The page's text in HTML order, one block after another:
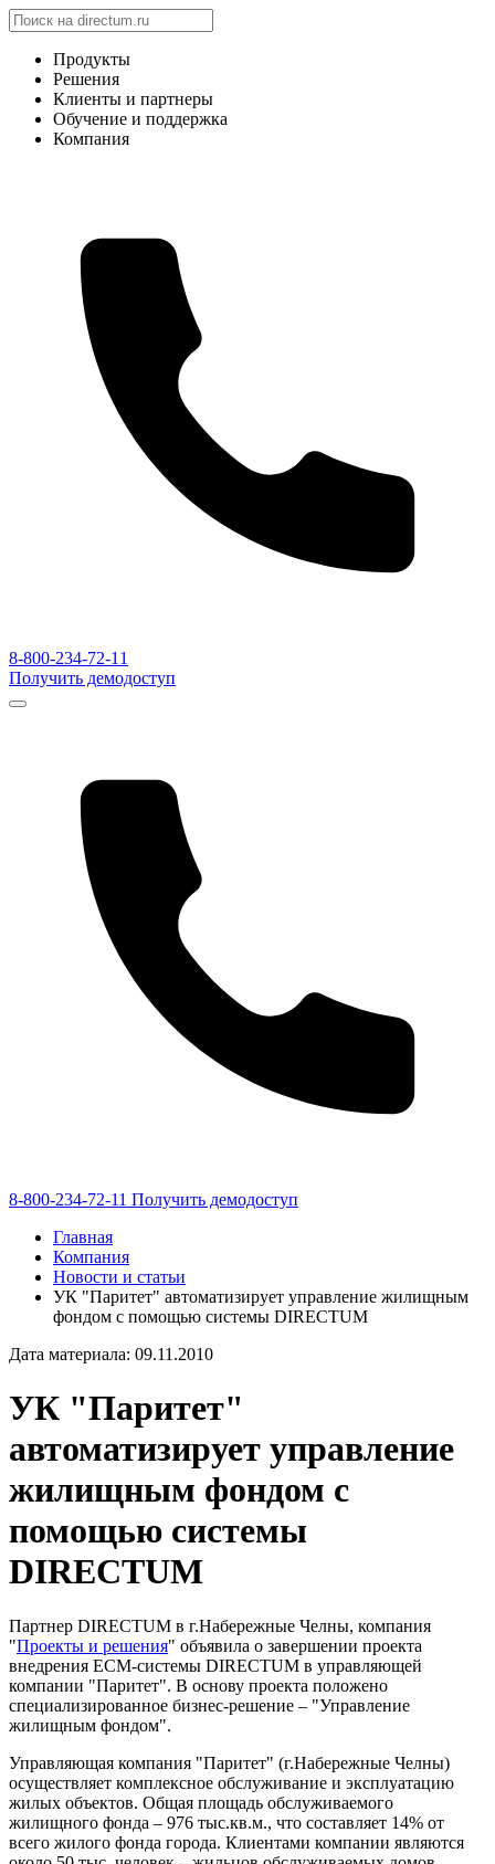
Продукты
Решения
Клиенты и партнеры
Обучение и поддержка
Компания
8-800-234-72-11
Получить демодоступ
8-800-234-72-11 Получить демодоступ
Главная
Компания
Новости и статьи
УК "Паритет" автоматизирует управление жилищным
фондом с помощью системы DIRECTUM
Дата материала: 09.11.2010
УК "Паритет"
автоматизирует управление
жилищным фондом с
помощью системы
DIRECTUM
Партнер DIRECTUM в г.Набережные Челны, компания
"Проекты и решения" объявила о завершении проекта
внедрения ECM-системы DIRECTUM в управляющей
компании "Паритет". В основу проекта положено
специализированное бизнес-решение – "Управление
жилищным фондом".
Управляющая компания "Паритет" (г.Набережные Челны)
осуществляет комплексное обслуживание и эксплуатацию
жилых объектов. Общая площадь обслуживаемого
жилищного фонда – 976 тыс.кв.м., что составляет 14% от
всего жилого фонда города. Клиентами компании являются